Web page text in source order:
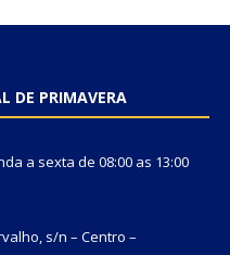
DE PRIMAVERA
a sexta de 08:00 as 13:00
s/n – Centro –